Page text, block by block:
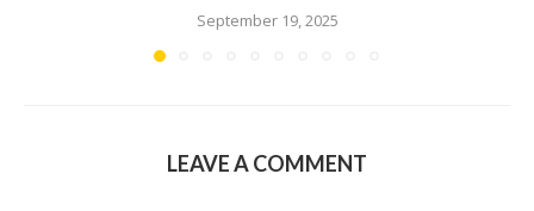
September 19, 2025
LEAVE A COMMENT